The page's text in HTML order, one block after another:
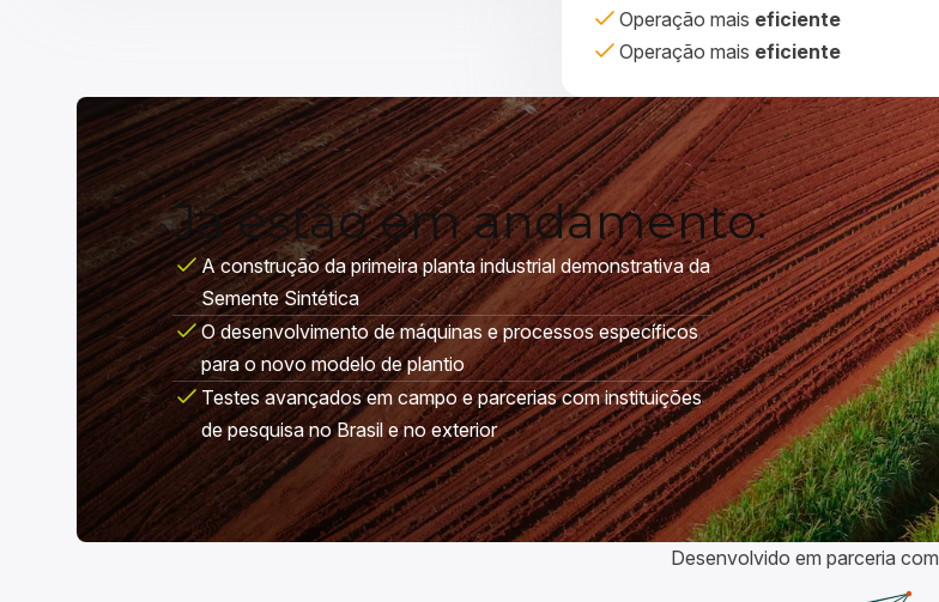
Operação mais eficiente
Operação mais eficiente
Já estão em andamento:
A construção da primeira planta industrial demonstrativa da
Semente Sintética
O desenvolvimento de máquinas e processos específicos
para o novo modelo de plantio
Testes avançados em campo e parcerias com instituições
de pesquisa no Brasil e no exterior
Desenvolvido em parceria com